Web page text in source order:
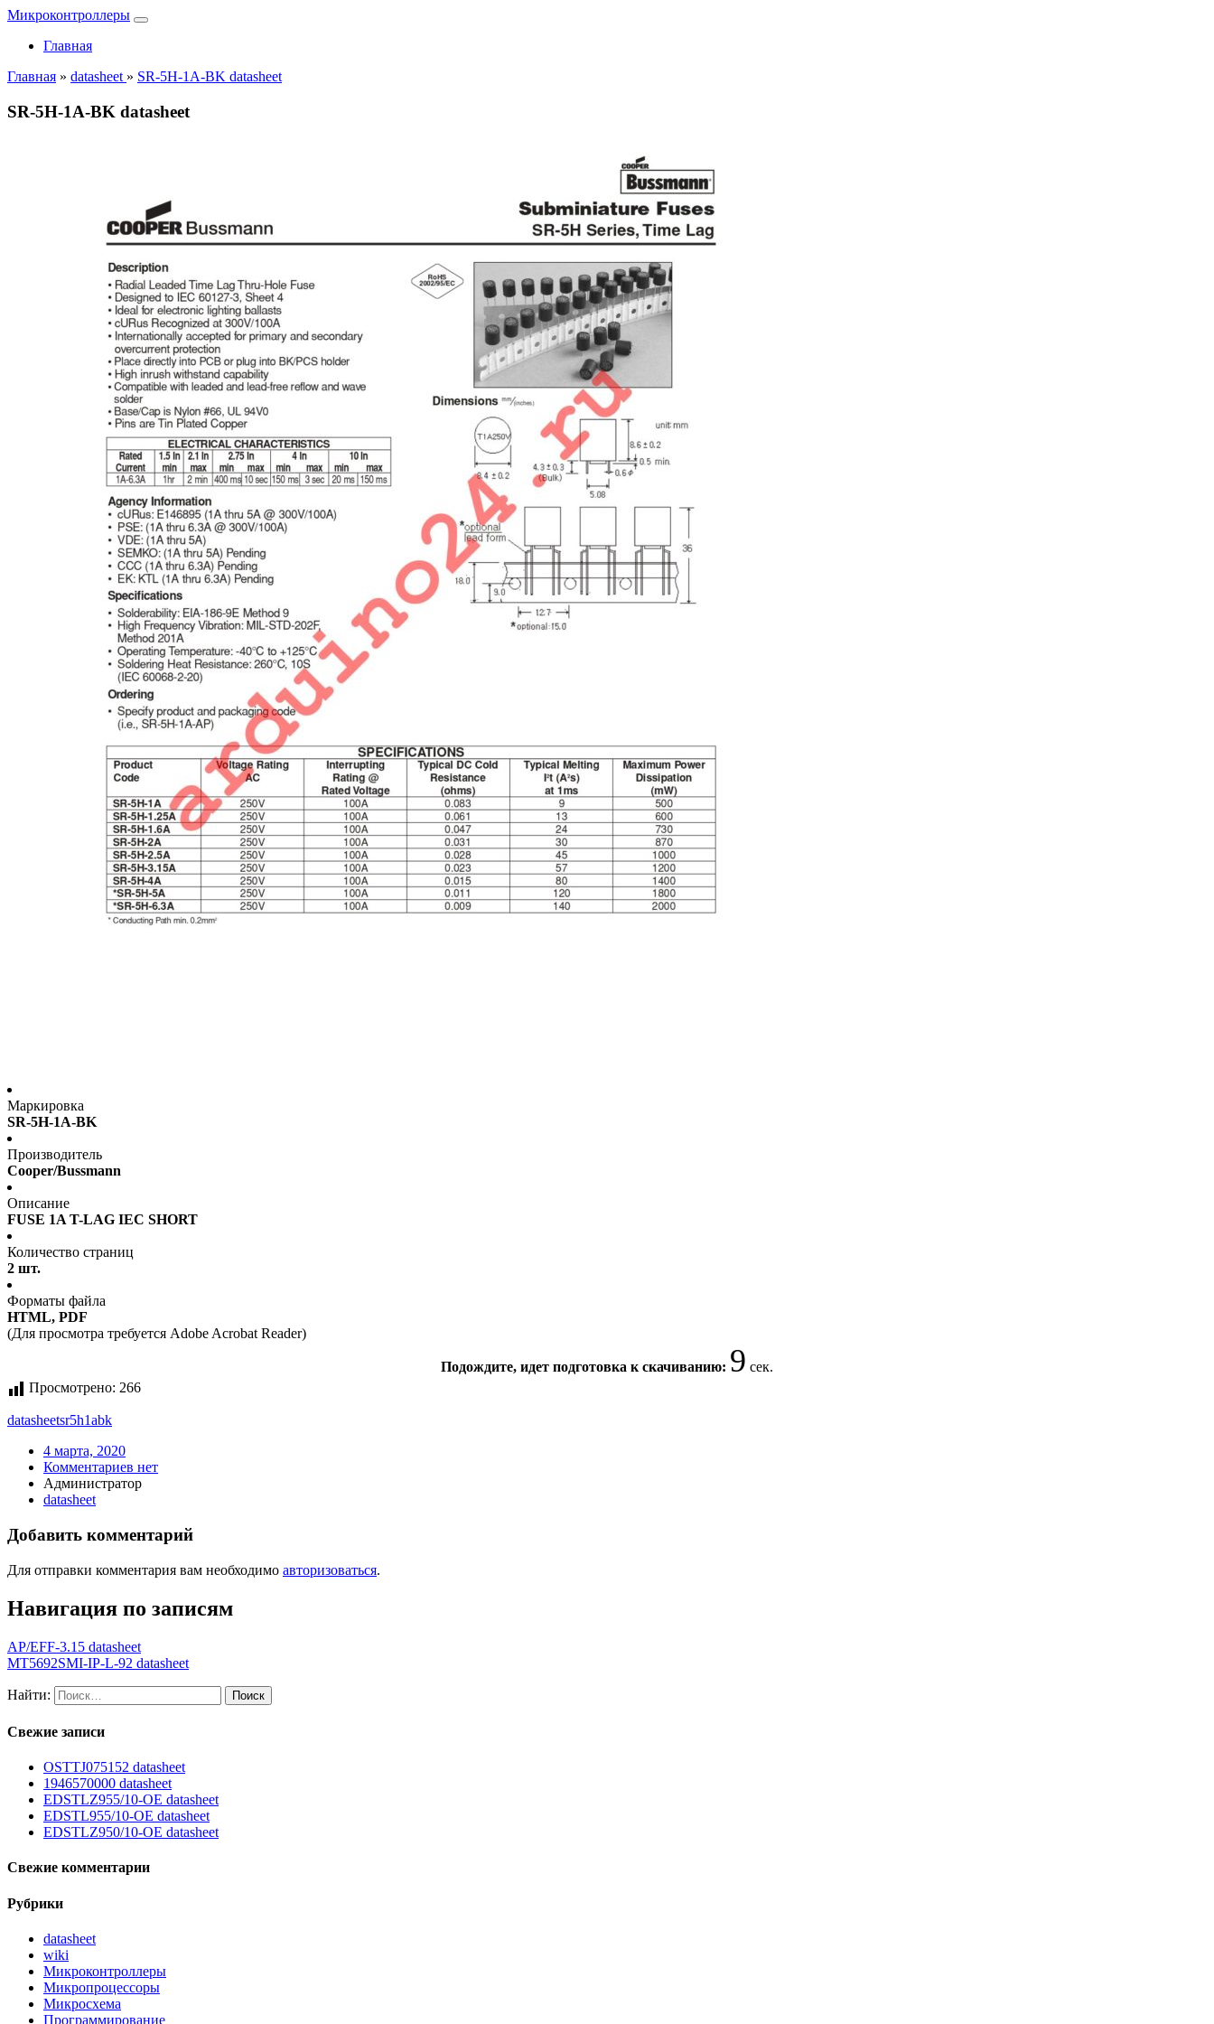
Микроконтроллеры
Главная
Главная » datasheet » SR-5H-1A-BK datasheet
SR-5H-1A-BK datasheet
Маркировка
SR-5H-1A-BK
Производитель
Cooper/Bussmann
Описание
FUSE 1A T-LAG IEC SHORT
Количество страниц
2 шт.
Форматы файла
HTML, PDF
(Для просмотра требуется Adobe Acrobat Reader)
Подождите, идет подготовка к скачиванию: 9 сек.
Просмотрено: 266
datasheetsr5h1abk
4 марта, 2020
Комментариев нет
Администратор
datasheet
Добавить комментарий
Для отправки комментария вам необходимо авторизоваться.
Навигация по записям
AP/EFF-3.15 datasheet
MT5692SMI-IP-L-92 datasheet
Найти:
Свежие записи
OSTTJ075152 datasheet
1946570000 datasheet
EDSTLZ955/10-OE datasheet
EDSTL955/10-OE datasheet
EDSTLZ950/10-OE datasheet
Свежие комментарии
Рубрики
datasheet
wiki
Микроконтроллеры
Микропроцессоры
Микросхема
Программирование